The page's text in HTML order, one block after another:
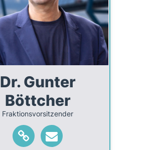
Dr. Gunter
Böttcher
Fraktionsvorsitzender